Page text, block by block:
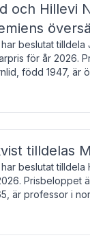
och Hillevi
beslutat tilldela
för år 2026.
född 1947, är
tilldelas
beslutat tilldela
Prisbeloppet
är professor i
2004 på